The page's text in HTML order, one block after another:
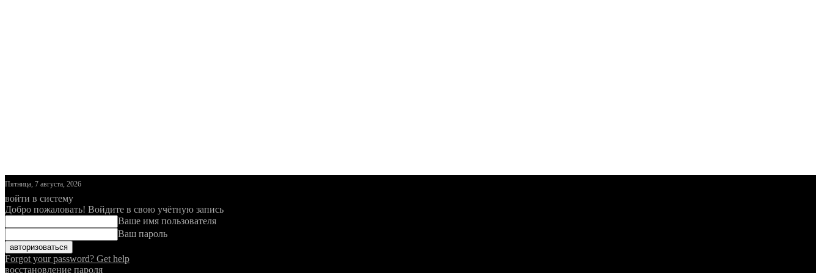
Пятница, 7 августа, 2026
войти в систему
Добро пожаловать! Войдите в свою учётную запись
Ваше имя пользователя
Ваш пароль
Forgot your password? Get help
восстановление пароля